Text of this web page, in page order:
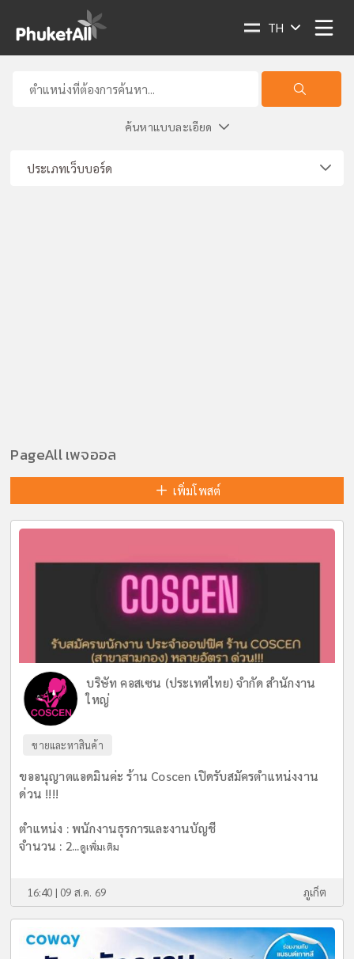
TH
ค้นหาแบบละเอียด
PageAll เพจออล
เพิ่มโพสต์
บริษัท คอสเซน (ประเทศไทย) จำกัด สำนักงาน
ใหญ่
ขายและหาสินค้า
ขออนุญาตแอดมินค่ะ ร้าน Coscen เปิดรับสมัครตำแหน่งงาน
ด่วน !!!!
ตำแหน่ง : พนักงานธุรการและงานบัญชี
จำนวน : 2...ดูเพิ่มเติม
16:40 | 09 ส.ค. 69 ภูเก็ต